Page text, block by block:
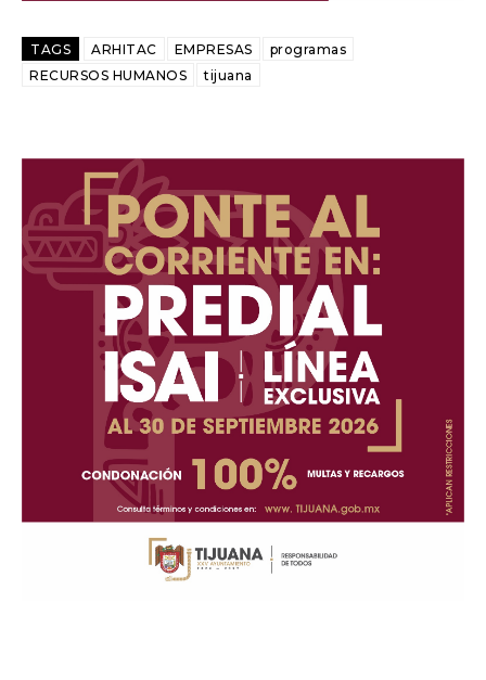
TAGS ARHITAC EMPRESAS
programas
RECURSOS HUMANOS
tijuana